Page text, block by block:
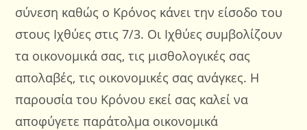
σύνεση καθώς ο Κρόνος κάνει την είσοδο του
στους Ιχθύες στις 7/3. Οι Ιχθύες συμβολίζουν
τα οικονομικά σας, τις μισθολογικές σας
απολαβές, τις οικονομικές σας ανάγκες. Η
παρουσία του Κρόνου εκεί σας καλεί να
αποφύγετε παράτολμα οικονομικά